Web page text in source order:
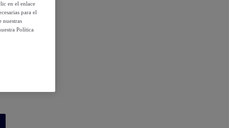
en el enlace
para el
nuestras
Política